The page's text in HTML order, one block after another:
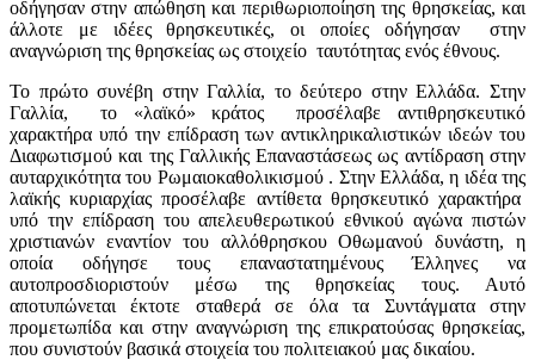
οδήγησαν στην απώθηση και περιθωριοποίηση της θρησκείας, και
άλλοτε με ιδέες θρησκευτικές, οι οποίες οδήγησαν στην
αναγνώριση της θρησκείας ως στοιχείο ταυτότητας ενός έθνους.
Το πρώτο συνέβη στην Γαλλία, το δεύτερο στην Ελλάδα. Στην
Γαλλία, το «λαϊκό» κράτος προσέλαβε αντιθρησκευτικό
χαρακτήρα υπό την επίδραση των αντικληρικαλιστικών ιδεών του
Διαφωτισμού και της Γαλλικής Επαναστάσεως ως αντίδραση στην
αυταρχικότητα του Ρωμαιοκαθολικισμού . Στην Ελλάδα, η ιδέα της
λαϊκής κυριαρχίας προσέλαβε αντίθετα θρησκευτικό χαρακτήρα
υπό την επίδραση του απελευθερωτικού εθνικού αγώνα πιστών
χριστιανών εναντίον του αλλόθρησκου Οθωμανού δυνάστη, η
οποία οδήγησε τους επαναστατημένους Έλληνες να
αυτοπροσδιοριστούν μέσω της θρησκείας τους. Αυτό
αποτυπώνεται έκτοτε σταθερά σε όλα τα Συντάγματα στην
προμετωπίδα και στην αναγνώριση της επικρατούσας θρησκείας,
που συνιστούν βασικά στοιχεία του πολιτειακού μας δικαίου.